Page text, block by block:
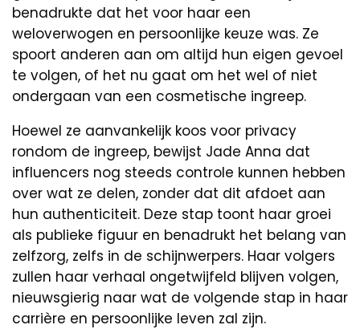
benadrukte dat het voor haar een
weloverwogen en persoonlijke keuze was. Ze
spoort anderen aan om altijd hun eigen gevoel
te volgen, of het nu gaat om het wel of niet
ondergaan van een cosmetische ingreep.
Hoewel ze aanvankelijk koos voor privacy
rondom de ingreep, bewijst Jade Anna dat
influencers nog steeds controle kunnen hebben
over wat ze delen, zonder dat dit afdoet aan
hun authenticiteit. Deze stap toont haar groei
als publieke figuur en benadrukt het belang van
zelfzorg, zelfs in de schijnwerpers. Haar volgers
zullen haar verhaal ongetwijfeld blijven volgen,
nieuwsgierig naar wat de volgende stap in haar
carrière en persoonlijke leven zal zijn.